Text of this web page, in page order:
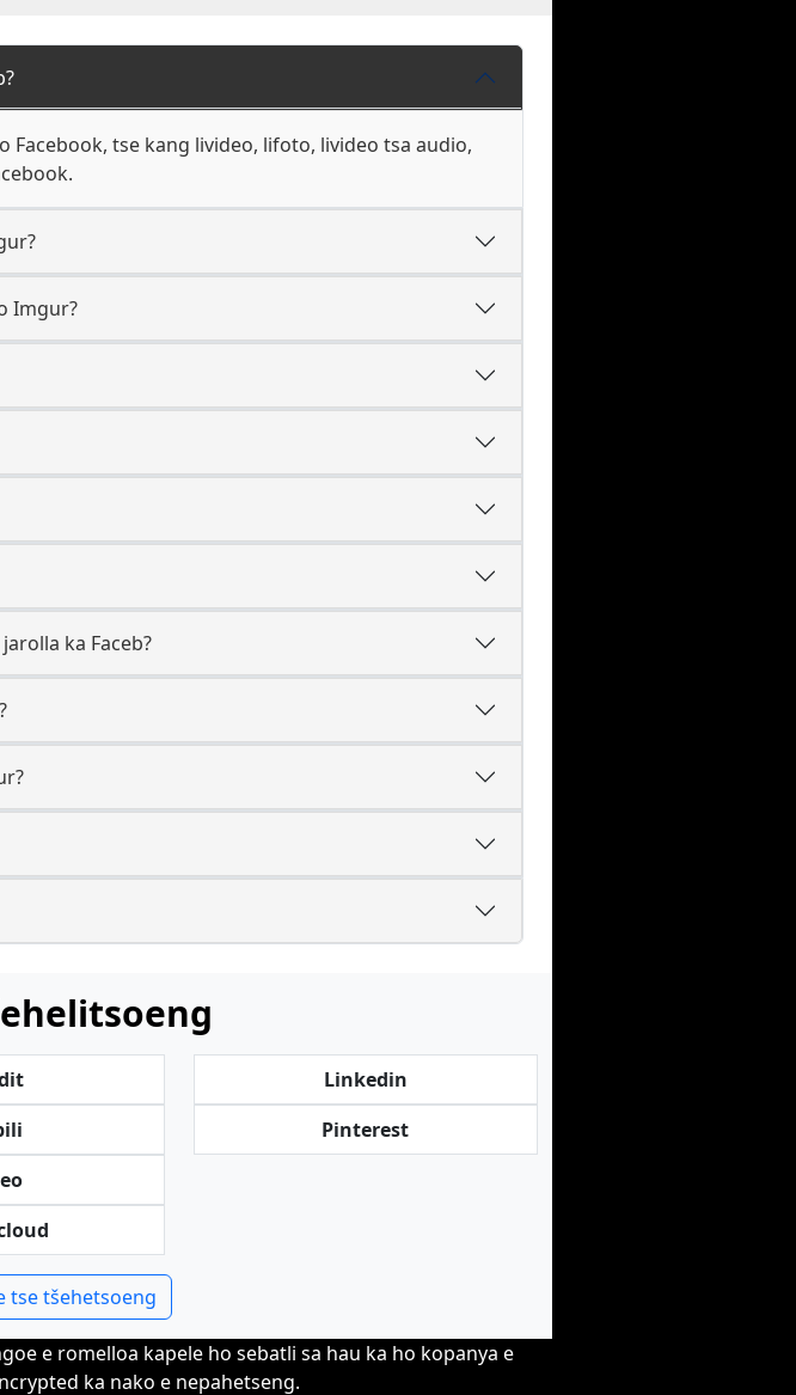
Facebook, tse kang livideo, lifoto, livideo tsa audio,
Imgur?
ka Faceb?
Linkedin
Pinterest
tse tšehetsoeng
e romelloa kapele ho sebatli sa hau ka ho kopanya e
ka nako e nepahetseng.